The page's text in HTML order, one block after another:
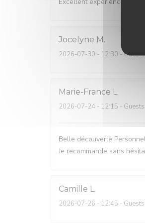
Jocelyne M
2026-07-30 - 12:30 -
Marie-France L
2026-07-24 - 12:15 -
Belle découverte
Je recommande sans
Camille L
2026-07-26 - 12:45 -